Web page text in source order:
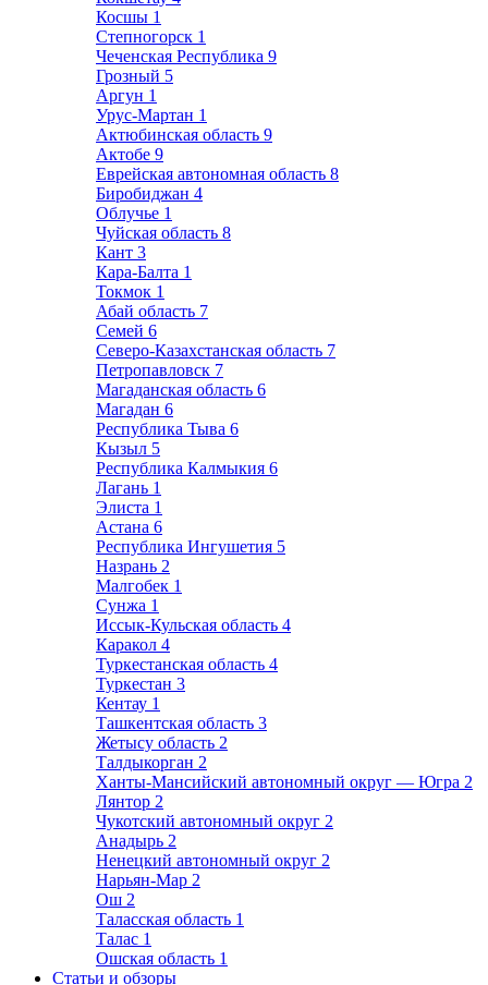
Косшы 1
Степногорск 1
Чеченская Республика 9
Грозный 5
Аргун 1
Урус-Мартан 1
Актюбинская область 9
Актобе 9
Еврейская автономная область 8
Биробиджан 4
Облучье 1
Чуйская область 8
Кант 3
Кара-Балта 1
Токмок 1
Абай область 7
Семей 6
Северо-Казахстанская область 7
Петропавловск 7
Магаданская область 6
Магадан 6
Республика Тыва 6
Кызыл 5
Республика Калмыкия 6
Лагань 1
Элиста 1
Астана 6
Республика Ингушетия 5
Назрань 2
Малгобек 1
Сунжа 1
Иссык-Кульская область 4
Каракол 4
Туркестанская область 4
Туркестан 3
Кентау 1
Ташкентская область 3
Жетысу область 2
Талдыкорган 2
Ханты-Мансийский автономный округ — Югра 2
Лянтор 2
Чукотский автономный округ 2
Анадырь 2
Ненецкий автономный округ 2
Нарьян-Мар 2
Ош 2
Таласская область 1
Талас 1
Ошская область 1
Статьи и обзоры